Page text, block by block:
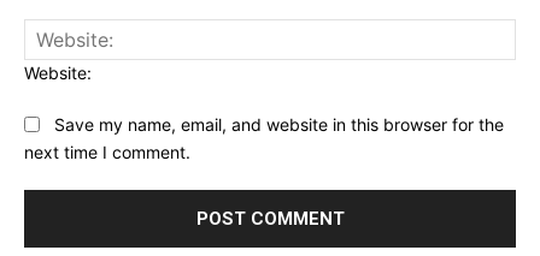
Website:
Save my name, email, and website in this browser for the
next time I comment.